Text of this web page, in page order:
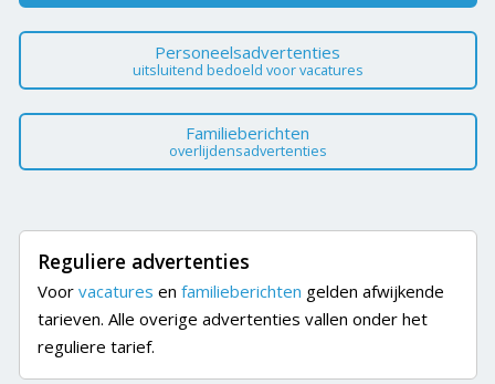
Personeelsadvertenties
uitsluitend bedoeld voor vacatures
Familieberichten
overlijdensadvertenties
Reguliere advertenties
Voor vacatures en familieberichten gelden afwijkende
tarieven. Alle overige advertenties vallen onder het
reguliere tarief.